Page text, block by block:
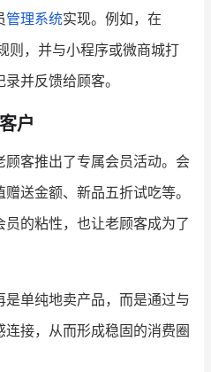
管理系统实现。例如，在
则，并与小程序或微商城打
并反馈给顾客。
户
客推出了专属会员活动。会
送金额、新品五折试吃等。
的粘性，也让老顾客成为了
单纯地卖产品，而是通过与
接，从而形成稳固的消费圈